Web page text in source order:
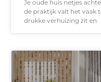
Je oude huis netjes
de praktijk valt het vaak
drukke verhuizing zit en